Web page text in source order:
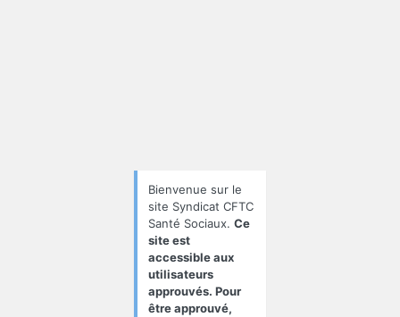
Bienvenue sur le
site Syndicat CFTC
Santé Sociaux.Ce
site est
accessible aux
utilisateurs
approuvés. Pour
être approuvé,